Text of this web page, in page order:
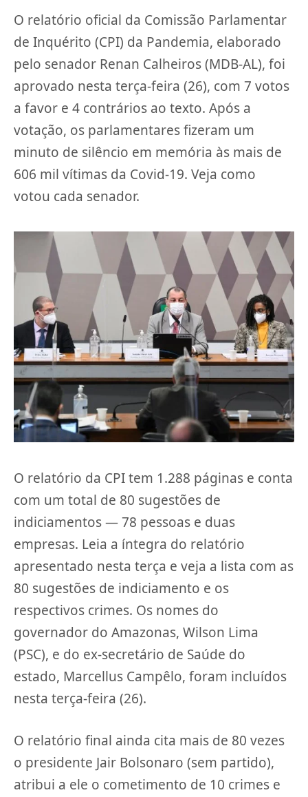
O relatório oficial da Comissão Parlamentar
de Inquérito (CPI) da Pandemia, elaborado
pelo senador Renan Calheiros (MDB-AL), foi
aprovado nesta terça-feira (26), com 7 votos
a favor e 4 contrários ao texto. Após a
votação, os parlamentares fizeram um
minuto de silêncio em memória às mais de
606 mil vítimas da Covid-19. Veja como
votou cada senador.
O relatório da CPI tem 1.288 páginas e conta
com um total de 80 sugestões de
indiciamentos — 78 pessoas e duas
empresas. Leia a íntegra do relatório
apresentado nesta terça e veja a lista com as
80 sugestões de indiciamento e os
respectivos crimes. Os nomes do
governador do Amazonas, Wilson Lima
(PSC), e do ex-secretário de Saúde do
estado, Marcellus Campêlo, foram incluídos
nesta terça-feira (26).
O relatório final ainda cita mais de 80 vezes
o presidente Jair Bolsonaro (sem partido),
atribui a ele o cometimento de 10 crimes e